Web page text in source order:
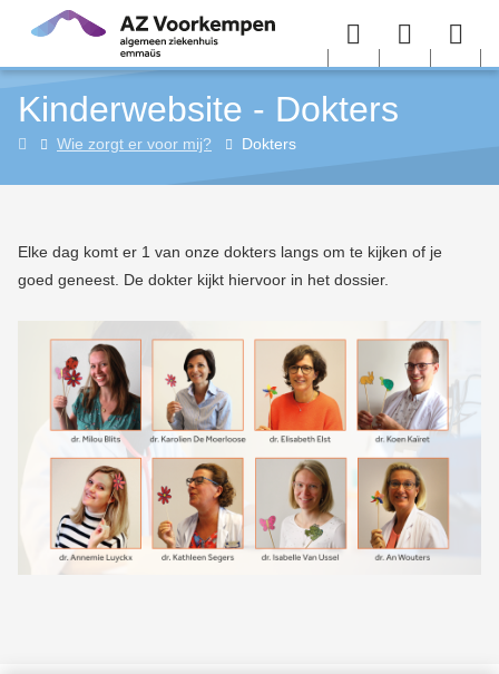
Overslaan en naar de inhoud gaan
Menu User
Kinderwebsite - Dokters
Kinderwebsite
Wie zorgt er voor mij? Dokters
Elke dag komt er 1 van onze dokters langs om te kijken of je
goed geneest. De dokter kijkt hiervoor in het dossier.